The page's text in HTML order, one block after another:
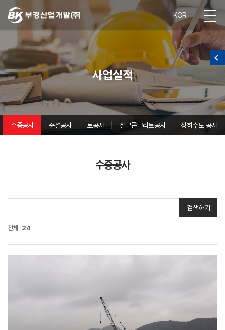
KOR
사업실적
수중공사 준설공사 토공사 철근콘크리트공사 상하수도 공사
수중공사
전체 : 24
검색하기